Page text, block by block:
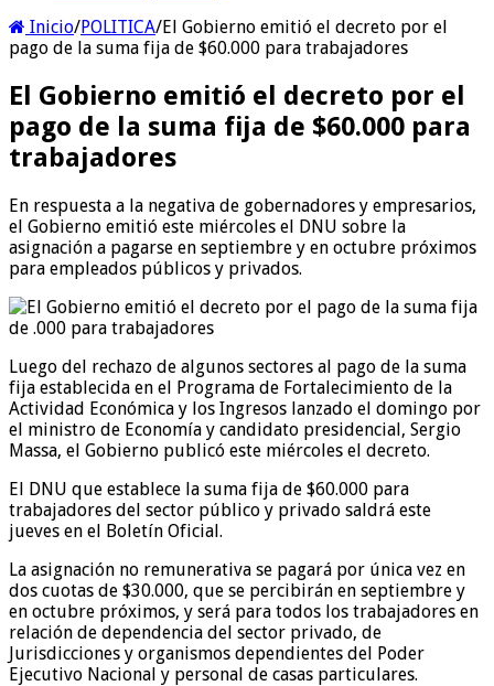
Inicio/POLITICA/El Gobierno emitió el decreto por el
pago de la suma fija de $60.000 para trabajadores
El Gobierno emitió el decreto por el
pago de la suma fija de $60.000 para
trabajadores
En respuesta a la negativa de gobernadores y empresarios,
el Gobierno emitió este miércoles el DNU sobre la
asignación a pagarse en septiembre y en octubre próximos
para empleados públicos y privados.
Luego del rechazo de algunos sectores al pago de la suma
fija establecida en el Programa de Fortalecimiento de la
Actividad Económica y los Ingresos lanzado el domingo por
el ministro de Economía y candidato presidencial, Sergio
Massa, el Gobierno publicó este miércoles el decreto.
El DNU que establece la suma fija de $60.000 para
trabajadores del sector público y privado saldrá este
jueves en el Boletín Oficial.
La asignación no remunerativa se pagará por única vez en
dos cuotas de $30.000, que se percibirán en septiembre y
en octubre próximos, y será para todos los trabajadores en
relación de dependencia del sector privado, de
Jurisdicciones y organismos dependientes del Poder
Ejecutivo Nacional y personal de casas particulares.